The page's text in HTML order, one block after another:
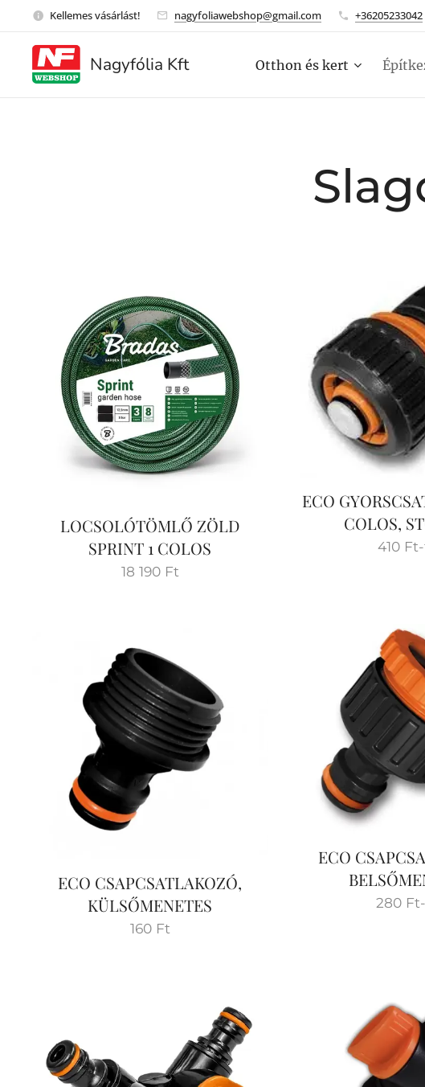
Kellemes vásárlást! nagyfoliawebshop@gmail.com +36205233042
Nagyfólia Kft Otthon és kert
LOCSOLÓTÖMLŐ ZÖLD
SPRINT 1 COLOS
18 190Ft
ECO
COLOS,
410Ft
ECO CSAPCSATLAKOZÓ,
KÜLSŐMENETES
160Ft
ECO
280Ft